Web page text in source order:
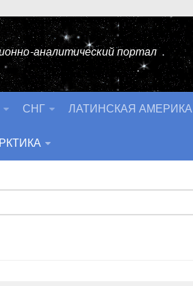
аналитический портал
СНГ ЛАТИНСКАЯ АМЕРИКА